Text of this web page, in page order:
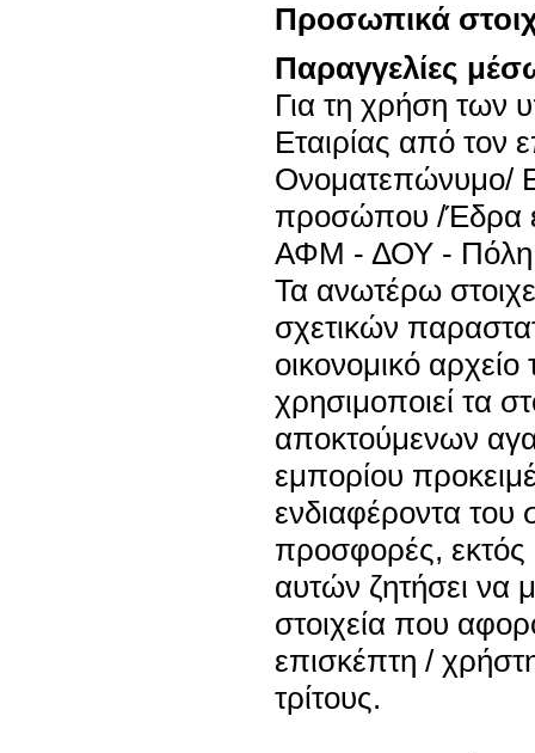
Προσωπικά
Παραγγελίες
Για τη χρήση των
Εταιρίας από τον
Ονοματεπώνυμο/
προσώπου /Έδρα
ΑΦΜ - ΔΟΥ - Πόλη -
Τα ανωτέρω
σχετικών
οικονομικό
χρησιμοποιεί τα
αποκτούμενων
εμπορίου
ενδιαφέροντα του
προσφορές,
αυτών ζητήσει να
στοιχεία που
επισκέπτη /
τρίτους.